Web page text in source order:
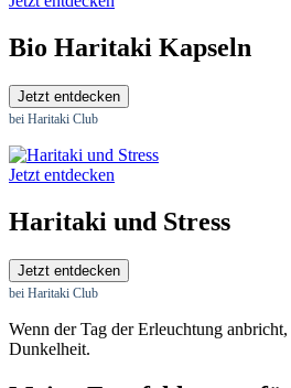
Bio Haritaki Kapseln
Jetzt entdecken
bei Haritaki Club
Jetzt entdecken
Haritaki und Stress
Jetzt entdecken
bei Haritaki Club
Wenn der Tag der Erleuchtung
Dunkelheit.